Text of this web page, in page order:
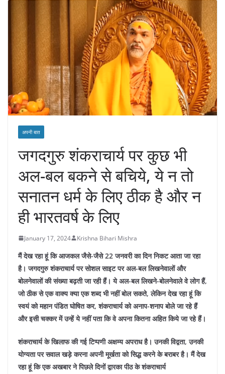
अपनी बात
जगदगुरु शंकराचार्य पर कुछ भी
अल-बल बकने से बचिये, ये न तो
सनातन धर्म के लिए ठीक है और न
ही भारतवर्ष के लिए
January 17, 2024 Krishna Bihari Mishra
मैं देख रहा हूं कि आजकल जैसे-जैसे 22 जनवरी का दिन निकट आता जा रहा
है। जगदगुरु शंकराचार्य पर सोशल साइट पर अल-बल लिखनेवालों और
बोलनेवालों की संख्या बढ़ती जा रही हैं। ये अल-बल लिखने-बोलनेवाले वे लोग हैं,
जो ठीक से एक वाक्य क्या एक शब्द भी नहीं बोल सकते, लेकिन देख रहा हूं कि
स्वयं को महान पंडित घोषित कर, शंकराचार्य को अनाप-शनाप बोले जा रहे हैं
और इसी चक्कर में उन्हें ये नहीं पता कि वे अपना कितना अहित किये जा रहे हैं।
शंकराचार्य के खिलाफ की गई टिप्पणी अक्षम्य अपराध है। उनकी विद्वता, उनकी
योग्यता पर सवाल खड़े करना अपनी मूर्खता को सिद्ध करने के बराबर है। मैं देख
रहा हूं कि एक अखबार ने पिछले दिनों द्वारका पीठ के शंकराचार्य